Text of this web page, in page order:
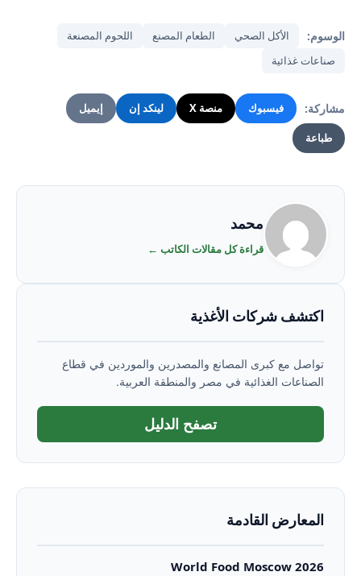
الوسوم: الأكل الصحي الطعام المصنع
اللحوم المصنعة
صناعات غذائية
مشاركة: فيسبوك منصة X لينكد إن إيميل
طباعة
محمد
قراءة كل مقالات الكاتب ←
اكتشف شركات الأغذية
تواصل مع كبرى المصانع والمصدرين والموردين في قطاع
الصناعات الغذائية في مصر والمنطقة العربية.
تصفح الدليل
المعارض القادمة
World Food Moscow 2026